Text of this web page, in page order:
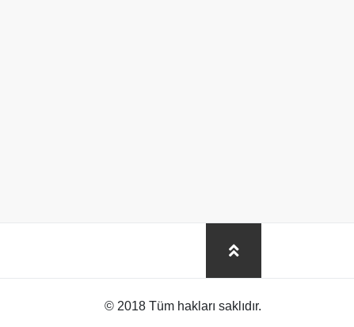
© 2018 Tüm hakları saklıdır.